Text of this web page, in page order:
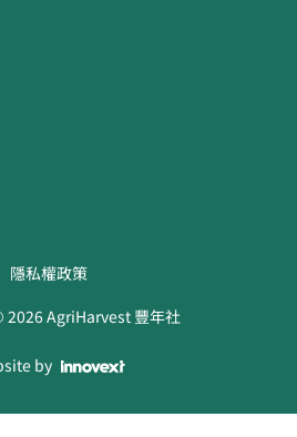
隱私權政策
2026AgriHarvest 豐年社
by